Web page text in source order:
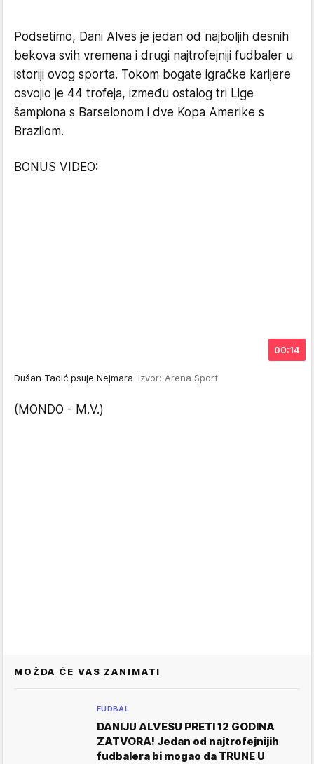
Podsetimo, Dani Alves je jedan od najboljih desnih
bekova svih vremena i drugi najtrofejniji fudbaler u
istoriji ovog sporta. Tokom bogate igračke karijere
osvojio je 44 trofeja, između ostalog tri Lige
šampiona s Barselonom i dve Kopa Amerike s
Brazilom.
BONUS VIDEO:
00:14
Dušan Tadić psuje Nejmara Izvor: Arena Sport
(MONDO - M.V.)
MOŽDA ĆE VAS ZANIMATI
FUDBAL
DANIJU ALVESU PRETI 12 GODINA
ZATVORA! Jedan od najtrofejnijih
fudbalera bi mogao da TRUNE U